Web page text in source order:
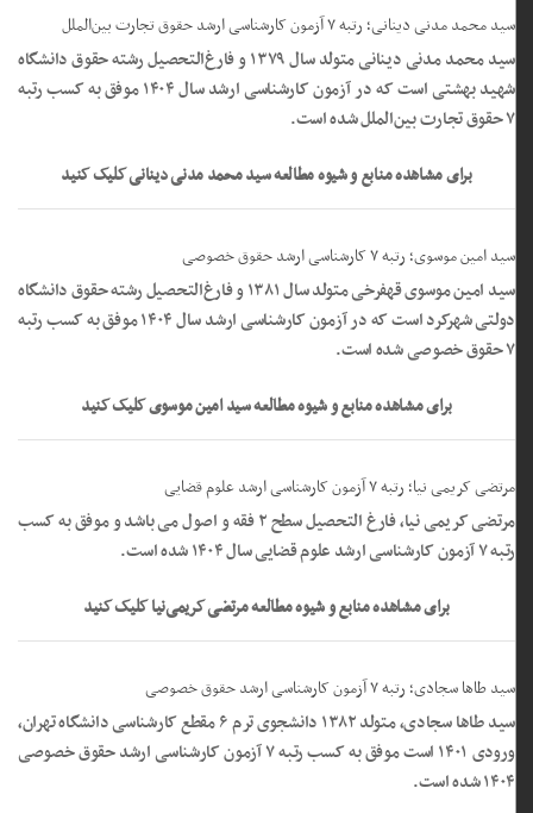
سید محمد مدنی دینانی؛ رتبه ۷ آزمون کارشناسی ارشد حقوق تجارت بین‌الملل
سید محمد مدنی دینانی متولد سال ۱۳۷۹ و فارغ‌التحصیل رشته حقوق دانشگاه
شهید بهشتی است که در آزمون کارشناسی ارشد سال ۱۴۰۴ موفق به کسب رتبه
برای مشاهده منابع و شیوه مطالعه سید محمد مدنی دینانی کلیک کنید
سید امین موسوی؛ رتبه ۷ کارشناسی ارشد حقوق خصوصی
سید امین موسوی قهفرخی متولد سال ۱۳۸۱ و فارغ‌التحصیل رشته حقوق دانشگاه
دولتی شهرکرد است که در آزمون کارشناسی ارشد سال ۱۴۰۴ موفق به کسب رتبه
برای مشاهده منابع و شیوه مطالعه سید امین موسوی کلیک کنید
مرتضی کریمی نیا؛ رتبه ۷ آزمون کارشناسی ارشد علوم قضایی
مرتضی کریمی نیا، فارغ التحصیل سطح ۲ فقه و اصول می باشد و موفق به کسب
رتبه ۷ آزمون کارشناسی ارشد علوم قضایی سال ۱۴۰۴ شده است.
برای مشاهده منابع و شیوه مطالعه مرتضی کریمی‌نیا کلیک کنید
سید طاها سجادی؛ رتبه ۷ آزمون کارشناسی ارشد حقوق خصوصی
سید طاها سجادی، متولد ۱۳۸۲ دانشجوی ترم ۶ مقطع کارشناسی دانشگاه تهران،
ورودی ۱۴۰۱ است موفق به کسب رتبه ۷ آزمون کارشناسی ارشد حقوق خصوصی
۱۴۰۴ شده است.